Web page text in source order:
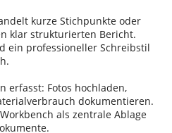
kurze Stichpunkte oder
klar strukturierten Bericht.
ein professioneller Schreibstil
erfasst: Fotos hochladen,
dokumentieren.
als zentrale Ablage